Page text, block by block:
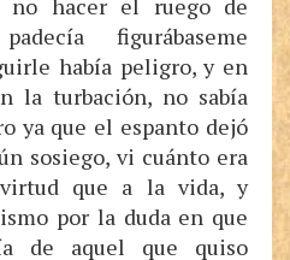
no hacer el ruego de
figurábaseme
había peligro, y en
la turbación, no sabía
ya que el espanto dejó
sosiego, vi cuánto era
que a la vida, y
por la duda en que
de aquel que quiso